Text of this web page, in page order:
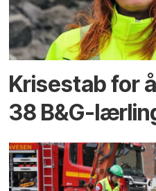
Krisestab for
38 B&G-